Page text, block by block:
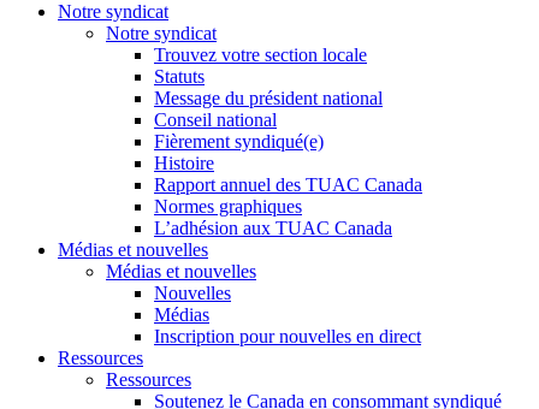
Notre syndicat
Notre syndicat
Trouvez votre section locale
Statuts
Message du président national
Conseil national
Fièrement syndiqué(e)
Histoire
Rapport annuel des TUAC Canada
Normes graphiques
L’adhésion aux TUAC Canada
Médias et nouvelles
Médias et nouvelles
Nouvelles
Médias
Inscription pour nouvelles en direct
Ressources
Ressources
Soutenez le Canada en consommant syndiqué